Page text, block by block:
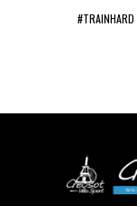
#TRAINHARD